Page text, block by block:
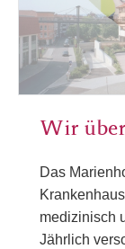
Wir
Das
medizinisch
Jährlich